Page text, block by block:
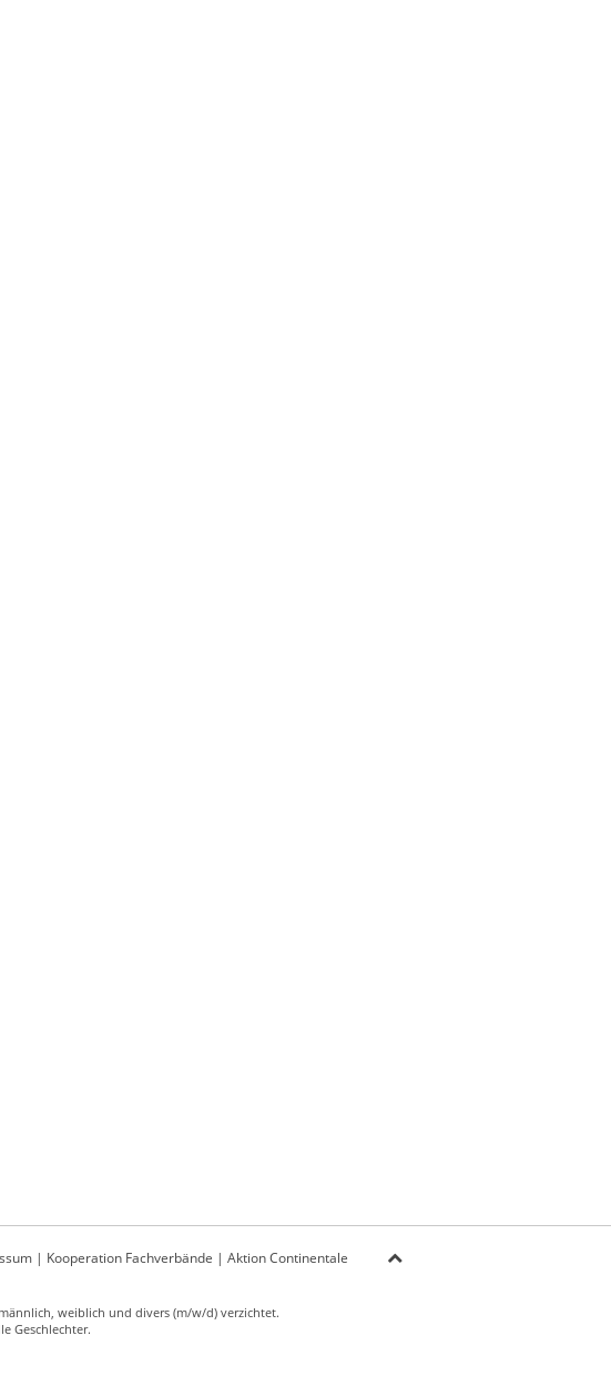
| Kooperation Fachverbände | Aktion Continentale
weiblich und divers (m/w/d) verzichtet.
Geschlechter.